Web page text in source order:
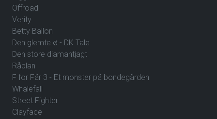
Offroad
Verity
Betty Ballon
Den glemte ø - DK Tale
Den store diamantjagt
Råplan
F for Får 3 - Et monster på bondegården
Whalefall
Street Fighter
Clayface